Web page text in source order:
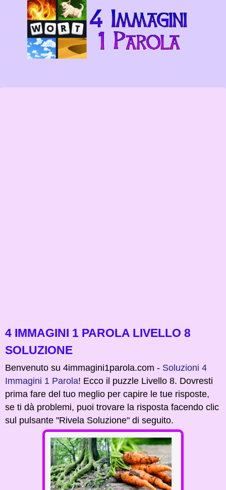
4 IMMAGINI 1 PAROLA LIVELLO 8
SOLUZIONE
Benvenuto su 4immagini1parola.com - Soluzioni 4
Immagini 1 Parola! Ecco il puzzle Livello 8. Dovresti
prima fare del tuo meglio per capire le tue risposte,
se ti dà problemi, puoi trovare la risposta facendo clic
sul pulsante "Rivela Soluzione" di seguito.